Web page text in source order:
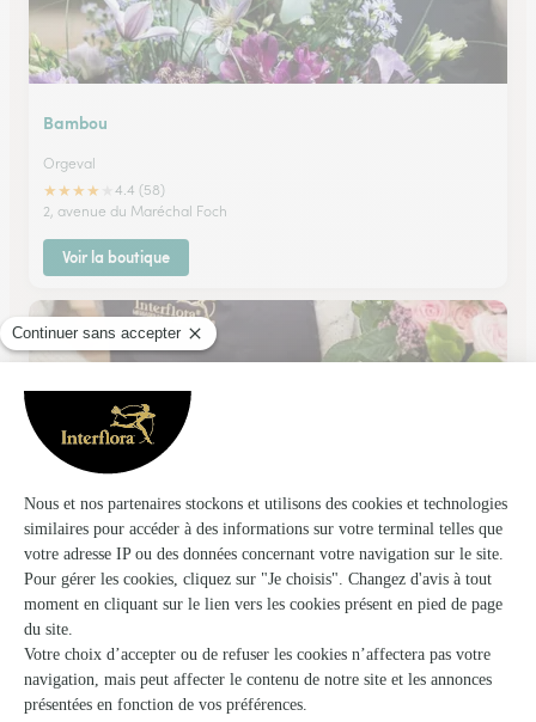
Bambou
Orgeval
★★★★
4.4 (58)
2, avenue du Maréchal Foch
Voir la boutique
Fleur en Scene
Maule .
★ ★★★ ★4.4 (58)
1, place du Général de Gaulle
Voir la boutique